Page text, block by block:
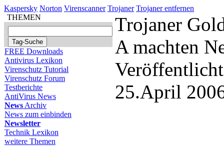
Kaspersky Norton Virenscanner Trojaner Trojaner entfernen
THEMEN
FREE Downloads
Antivirus Lexikon
Virenschutz Tutorial
Virenschutz Forum
Testberichte
AntiVirus News
News Archiv
News zum einbinden
Newsletter
Technik Lexikon
weitere Themen
Trojaner
A machten
25.April